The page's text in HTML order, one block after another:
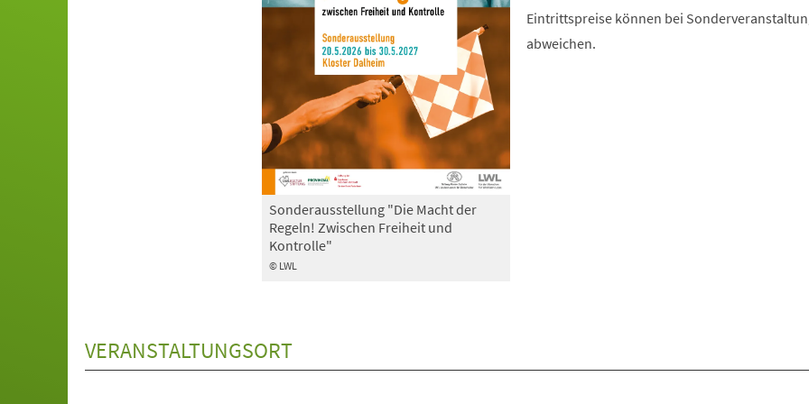
© LWL
Sonderausstellung "Die Macht der
Regeln! Zwischen Freiheit und
Kontrolle"
Eintrittspreise können bei
abweichen.
VERANSTALTUNGSORT